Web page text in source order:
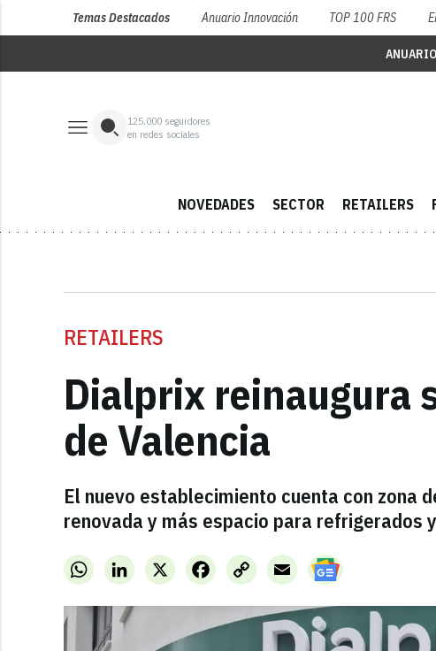
Temas Destacados Anuario Innovación TOP 100 FRS
125,000 seguidores
en redes sociales
NOVEDADES SECTOR RETAILERS
RETAILERS
Dialprix reinaugura
de Valencia
El nuevo establecimiento cuenta con zona
renovada y más espacio para refrigerados
WhatsAppLinkedInX FacebookCopy
Link
Email